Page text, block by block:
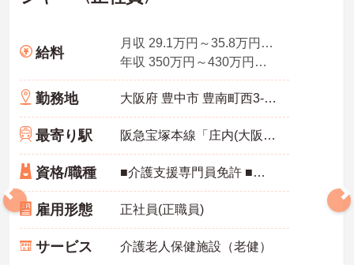
給料
月収 29.1万円～35.8万円程度（年俸÷12ヶ月）
年収 350万円～430万円程度
勤務地 大阪府 豊中市 豊南町西3-11-15
最寄り駅 阪急宝塚本線「庄内(大阪)駅」徒歩15分
資格/職種 ■介護支援専門員免許 ■経験不問 ※経験者歓迎 ※資格取得をしたばかりの方またはブランク有りの方歓迎！
雇用形態 正社員(正職員)
サービス 介護老人保健施設（老健）